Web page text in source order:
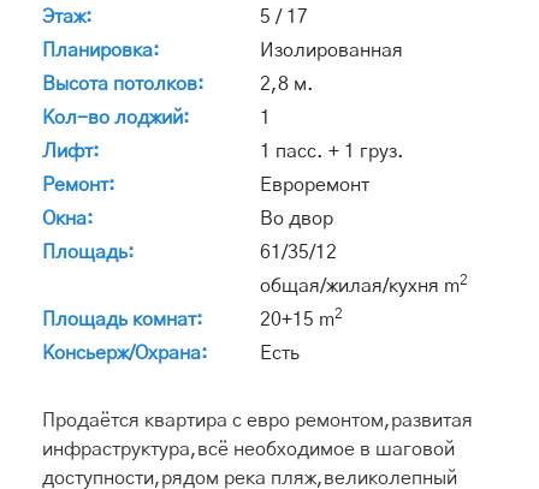
Этаж:
5 / 17
Планировка:
Изолированная
Высота потолков:
2,8 м.
Кол-во лоджий:
1
Лифт:
1 пасс. + 1 груз.
Ремонт:
Евроремонт
Окна:
Во двор
Площадь:
61/35/12
общая/жилая/кухня m2
Площадь комнат: 20+15 m2
Консьерж/Охрана: Есть
Продаётся квартира с евро ремонтом,развитая
инфраструктура,всё необходимое в шаговой
доступности,рядом река пляж,великолепный